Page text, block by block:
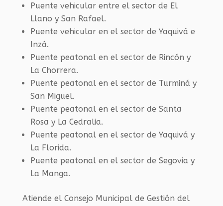
Puente vehicular entre el sector de El
Llano y San Rafael.
Puente vehicular en el sector de Yaquivá e
Inzá.
Puente peatonal en el sector de Rincón y
La Chorrera.
Puente peatonal en el sector de Turminá y
San Miguel.
Puente peatonal en el sector de Santa
Rosa y La Cedralia.
Puente peatonal en el sector de Yaquivá y
La Florida.
Puente peatonal en el sector de Segovia y
La Manga.
Atiende el Consejo Municipal de Gestión del